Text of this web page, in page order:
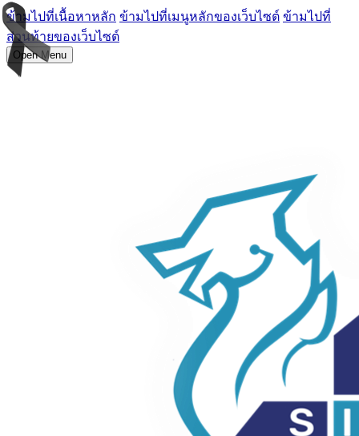
ข้ามไปที่เนื้อหาหลัก ข้ามไปที่เมนูหลักของเว็บไซต์ ข้ามไปที่
ส่วนท้ายของเว็บไซต์
Open Menu